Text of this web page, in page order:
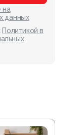
на
данных
Политикой в